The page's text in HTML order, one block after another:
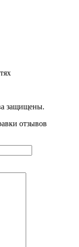
защищены.
отзывов